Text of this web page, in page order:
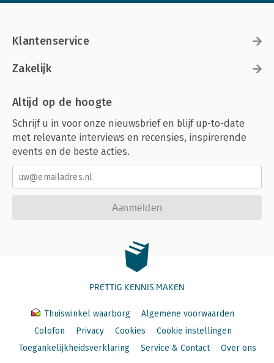
Klantenservice
Zakelijk
Altijd op de hoogte
Schrijf u in voor onze nieuwsbrief en blijf up-to-date
met relevante interviews en recensies, inspirerende
events en de beste acties.
Aanmelden
PRETTIG KENNIS MAKEN
Thuiswinkel waarborg
Algemene voorwaarden
Colofon
Privacy Cookies
Cookie instellingen
Toegankelijkheidsverklaring
Service & Contact Over ons